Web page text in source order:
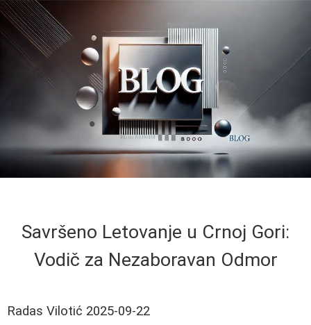
Savršeno Letovanje u Crnoj Gori:
Vodič za Nezaboravan Odmor
Radas Vilotić 2025-09-22